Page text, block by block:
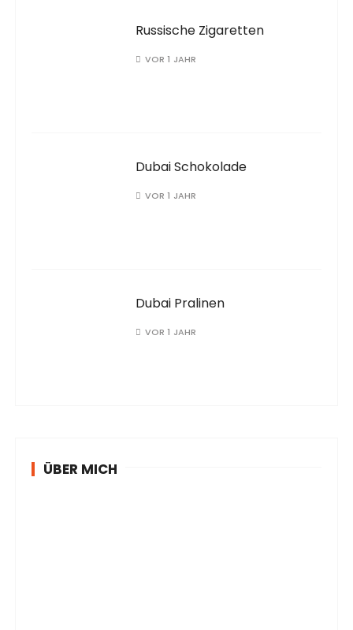
Russische Zigaretten
VOR 1 JAHR
Dubai Schokolade
VOR 1 JAHR
Dubai Pralinen
VOR 1 JAHR
ÜBER MICH